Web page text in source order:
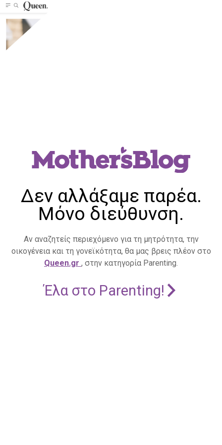
Δεν αλλάξαμε παρέα.
Μόνο διεύθυνση.
Αν αναζητείς περιεχόμενο για τη μητρότητα, την
οικογένεια και τη γονεϊκότητα, θα μας βρεις πλέον στο
Queen.gr , στην κατηγορία Parenting.
Έλα στο Parenting!